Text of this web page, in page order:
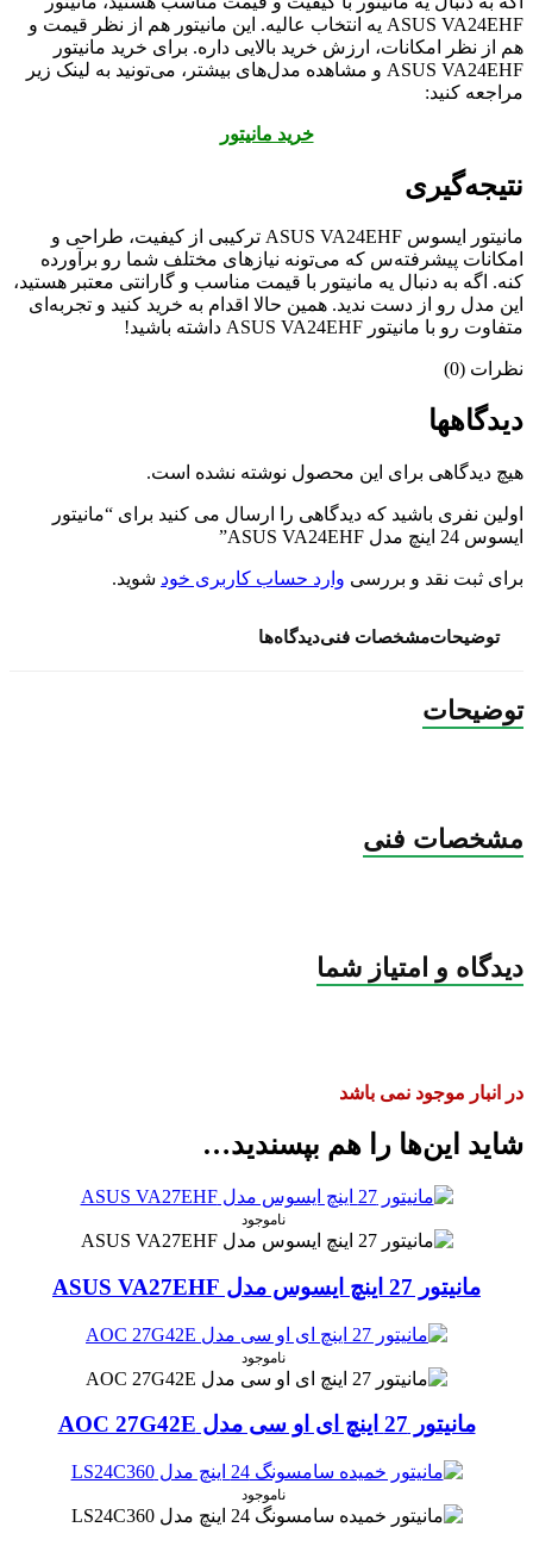
ASUS VA24EHF یه انتخاب عالیه. این مانیتور هم از نظر قیمت و
هم از نظر امکانات، ارزش خرید بالایی داره. برای خرید مانیتور
ASUS VA24EHF و مشاهده مدل‌های بیشتر، می‌تونید به لینک زیر
مراجعه کنید:
خرید مانیتور
نتیجه‌گیری
مانیتور ایسوس ASUS VA24EHF ترکیبی از کیفیت، طراحی و
امکانات پیشرفته‌س که می‌تونه نیازهای مختلف شما رو برآورده
کنه. اگه به دنبال یه مانیتور با قیمت مناسب و گارانتی معتبر هستید،
این مدل رو از دست ندید. همین حالا اقدام به خرید کنید و تجربه‌ای
متفاوت رو با مانیتور ASUS VA24EHF داشته باشید!
نظرات (0)
دیدگاهها
هیچ دیدگاهی برای این محصول نوشته نشده است.
اولین نفری باشید که دیدگاهی را ارسال می کنید برای “مانیتور
ایسوس 24 اینچ مدل ASUS VA24EHF”
برای ثبت نقد و بررسی وارد حساب کاربری خود شوید.
توضیحاتمشخصات فنیدیدگاه‌ها
توضیحات
مشخصات فنی
دیدگاه و امتیاز شما
در انبار موجود نمی باشد
شاید این‌ها را هم بپسندید…
ناموجود
مانیتور 27 اینچ ایسوس مدل ASUS VA27EHF
ناموجود
مانیتور 27 اینچ ای او سی مدل AOC 27G42E
ناموجود